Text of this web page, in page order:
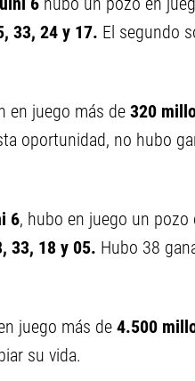
33, 24 y 17. El segundo
en juego más de 320
oportunidad, no hubo
6, hubo en juego un pozo
33, 18 y 05. Hubo 38
juego más de 4.500
su vida.